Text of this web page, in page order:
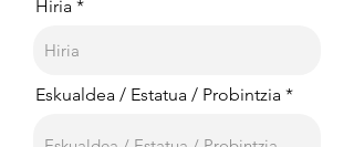
Hiria
Eskualdea / Estatua / Probintzia